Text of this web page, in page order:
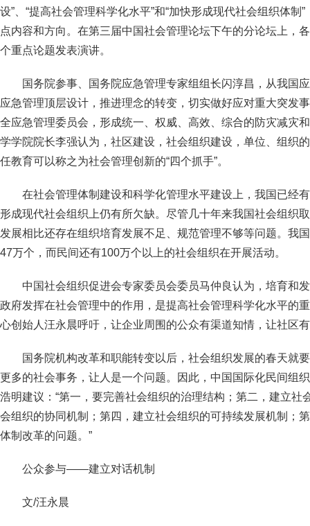
设”、“提高社会管理科学化水平”和“加快形成现代社会组织体制
点内容和方向。在第三届中国社会管理论坛下午的分论坛上，
个重点论题发表演讲。
国务院参事、国务院应急管理专家组组长闪淳昌，从我国
应急管理顶层设计，推进理念的转变，切实做好应对重大突发
全应急管理委员会，形成统一、权威、高效、综合的防灾减灾
学学院院长李强认为，社区建设，社会组织建设，单位、组织
任教育可以称之为社会管理创新的“四个抓手”。
在社会管理体制建设和科学化管理水平建设上，我国已经
形成现代社会组织上仍有所欠缺。尽管几十年来我国社会组织
发展相比还存在组织培育发展不足、规范管理不够等问题。我
47万个，而民间还有100万个以上的社会组织在开展活动。
中国社会组织促进会专家委员会委员马仲良认为，培育和
政府发挥在社会管理中的作用，是提高社会管理科学化水平的
心创始人汪永晨呼吁，让企业周围的公众有渠道知情，让社区
国务院机构改革和职能转变以后，社会组织发展的春天就
更多的社会事务，让人是一个问题。因此，中国国际化民间组
浩明建议：“第一，要完善社会组织的治理结构；第二，建立社
会组织的协同机制；第四，建立社会组织的可持续发展机制；
体制改革的问题。”
公众参与——建立对话机制
文/汪永晨